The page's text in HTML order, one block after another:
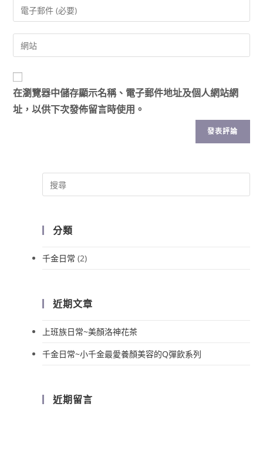
在瀏覽器中儲存顯示名稱、電子郵件地址及個人網站網
址，以供下次發佈留言時使用。
分類
千金日常 (2)
近期文章
上班族日常~美顏洛神花茶
千金日常~小千金最愛養顏美容的Q彈飲系列
近期留言